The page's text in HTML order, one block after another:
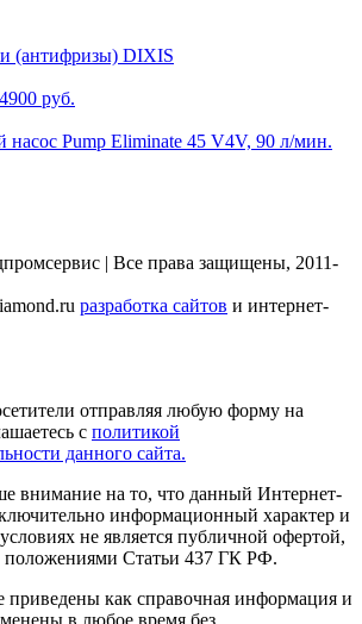
(антифризы) DIXIS
руб.
Pump Eliminate 45 V4V, 90 л/мин.
| Все права защищены, 2011-
разработка сайтов и интернет-
отправляя любую форму на
с политикой
данного сайта.
внимание на то, что данный Интернет-
информационный характер и
не является публичной офертой,
положениями Статьи 437 ГК РФ.
приведены как справочная информация и
в любое время без